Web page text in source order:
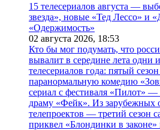
15 телесериалов августа —
звезда», новые «Тед Лессо» и
«Одержимость»
02 августа 2026, 18:53
Кто бы мог подумать, что
вывалит в середине лета одни
телесериалов года: пятый
паранормальную комедию
сериал с фестиваля «Пилот»
драму «Фейк». Из зарубежных
телепроектов — третий сезон
приквел «Блондинки в